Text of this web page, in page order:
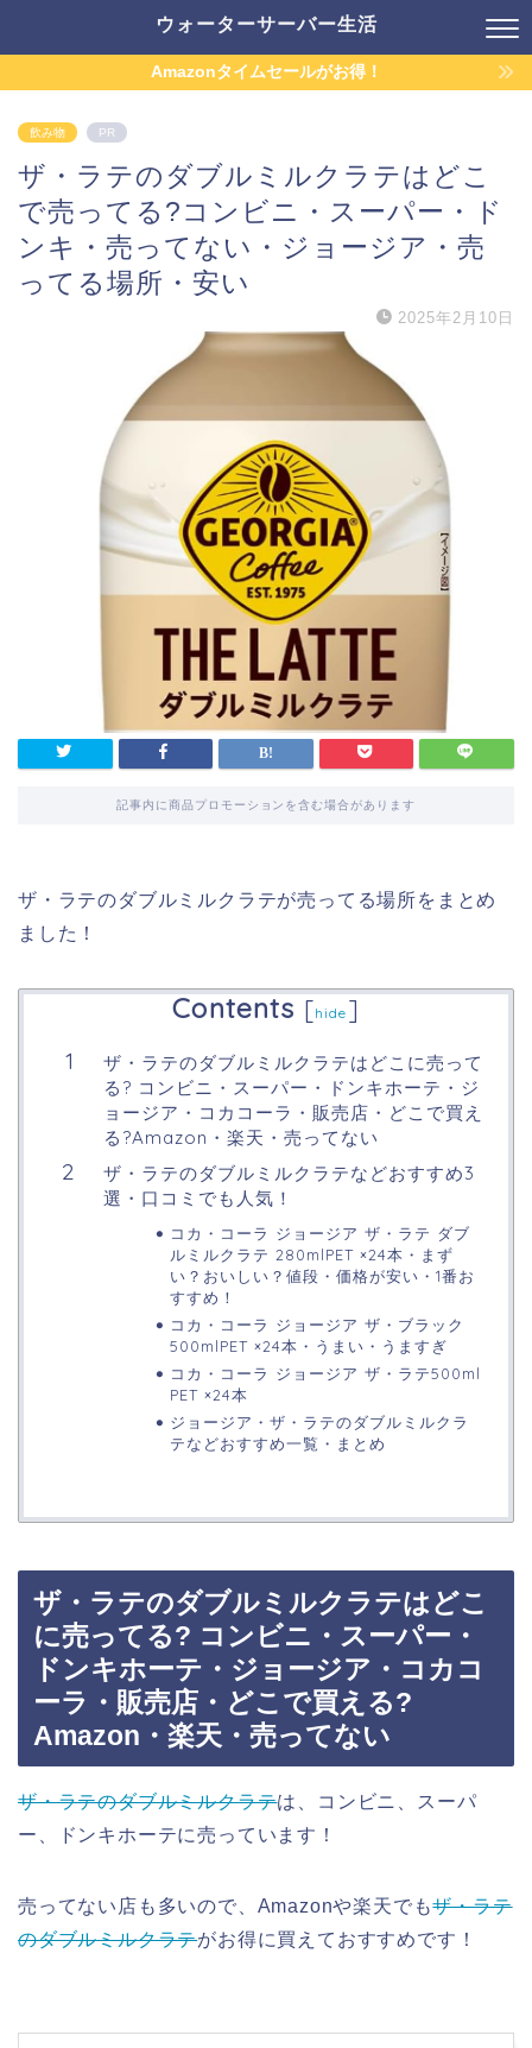
ウォーターサーバー生活
Amazonタイムセールがお得！
飲み物 PR
ザ・ラテのダブルミルクラテはどこ
で売ってる?コンビニ・スーパー・ド
ンキ・売ってない・ジョージア・売
ってる場所・安い
2025年2月10日
記事内に商品プロモーションを含む場合があります
ザ・ラテのダブルミルクラテが売ってる場所をまとめ
ました！
Contents [hide ]
ザ・ラテのダブルミルクラテはどこに売って
る? コンビニ・スーパー・ドンキホーテ・ジ
ョージア・コカコーラ・販売店・どこで買え
る?Amazon・楽天・売ってない
ザ・ラテのダブルミルクラテなどおすすめ3
選・口コミでも人気！
コカ・コーラ ジョージア ザ・ラテ ダブ
ルミルクラテ 280mlPET ×24本・まず
い？おいしい？値段・価格が安い・1番お
すすめ！
コカ・コーラ ジョージア ザ・ブラック
500mlPET ×24本・うまい・うますぎ
コカ・コーラ ジョージア ザ・ラテ500ml
PET ×24本
ジョージア・ザ・ラテのダブルミルクラ
テなどおすすめ一覧・まとめ
ザ・ラテのダブルミルクラテはどこ
に売ってる? コンビニ・スーパー・
ドンキホーテ・ジョージア・コカコ
ーラ・販売店・どこで買える?
Amazon・楽天・売ってない
ザ・ラテのダブルミルクラテは、コンビニ、スーパ
ー、ドンキホーテに売っています！
売ってない店も多いので、Amazonや楽天でもザ・ラテ
のダブルミルクラテがお得に買えておすすめです！